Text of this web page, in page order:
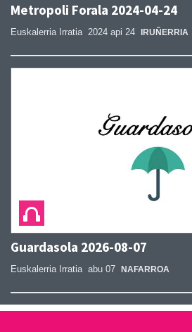
Metropoli Forala 2024-04-24
Euskalerria Irratia 2024 api 24 IRUÑERRIA
Guardasola 2026-08-07
Euskalerria Irratia abu 07 NAFARROA